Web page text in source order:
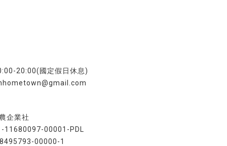
20:00(國定假日休息)
企業社
11680097-00001-PDL
00000-1